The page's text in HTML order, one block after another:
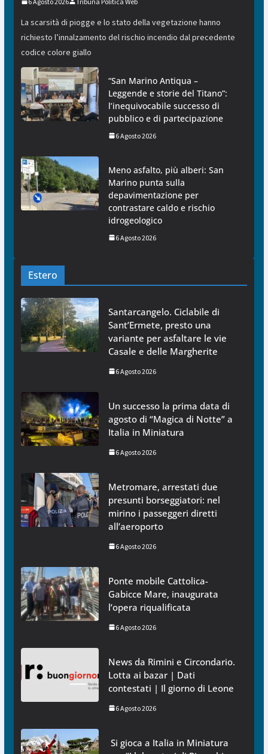
La scarsità di piogge e lo stato della vegetazione hanno
richiesto l’innalzamento del rischio incendio dal precedente
codice colore giallo
“San Marino Antiqua –
Leggende e storie del Titano”:
l’inequivocabile successo di
pubblico e di partecipazione
6 Agosto 2026
Meno asfalto, più alberi: San
Marino punta sulla
depavimentazione per
contrastare caldo e rischio
idrogeologico
6 Agosto 2026
Estero
Santarcangelo. Ciclabile di
Sant’Ermete, presto una
variante per asfaltare le vie
Casale e delle Margherite
6 Agosto 2026
Un successo la prima data di
agosto di “Magica di Notte” a
Italia in Miniatura
6 Agosto 2026
Metromare, arrestati due
presunti borseggiatori: nel
mirino i passeggeri diretti
all’aeroporto
6 Agosto 2026
Ponte mobile Cattolica-
Gabicce Mare, inaugurata
l’opera riqualificata
6 Agosto 2026
News da Rimini e Circondario.
Lotta ai bazar | Dati
contestati | Il giorno di Leone
6 Agosto 2026
Si gioca a Italia in Miniatura